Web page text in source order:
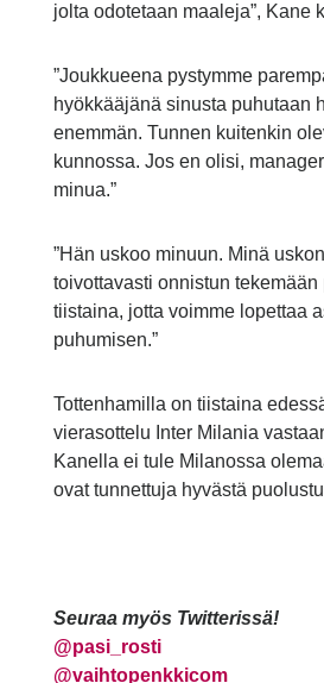
jolta odotetaan maaleja”, Kane
”Joukkueena pystymme
hyökkääjänä sinusta puhutaan
enemmän. Tunnen kuitenkin
kunnossa. Jos en olisi,
minua.”
”Hän uskoo minuun. Minä
toivottavasti onnistun tekemään
tiistaina, jotta voimme lopettaa
puhumisen.”
Tottenhamilla on tiistaina
vierasottelu Inter Milania
Kanella ei tule Milanossa
ovat tunnettuja hyvästä
Seuraa myös Twitterissä!
@pasi_rosti
@vaihtopenkkicom